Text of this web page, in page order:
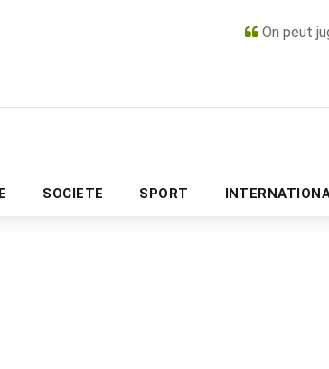
On peut
SOCIETE SPORTPUBLICITÉ